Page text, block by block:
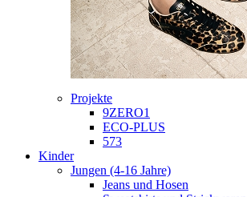
Projekte
9ZERO1
ECO-PLUS
573
Kinder
Jungen (4-16 Jahre)
Jeans und Hosen